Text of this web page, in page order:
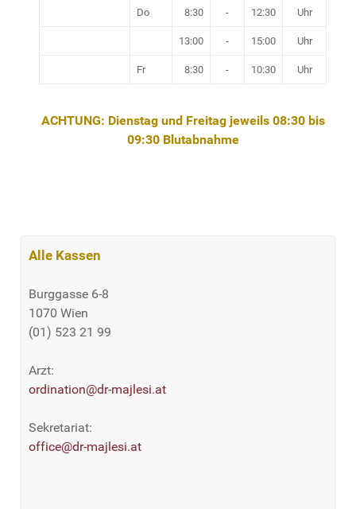
Do 8:30 - 12:30 Uhr
13:00 - 15:00 Uhr
Fr 8:30 - 10:30 Uhr
ACHTUNG: Dienstag und Freitag jeweils 08:30 bis
09:30 Blutabnahme
Alle Kassen
Burggasse 6-8
1070 Wien
(01) 523 21 99
Arzt:
ordination@dr-majlesi.at
Sekretariat:
office@dr-majlesi.at